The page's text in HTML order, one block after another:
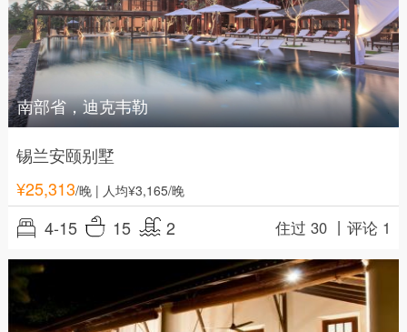
南部省，迪克韦勒
锡兰安颐别墅
¥25,313/晚| 人均¥3,165/晚
4-15 15 2 住过 30 丨评论 1